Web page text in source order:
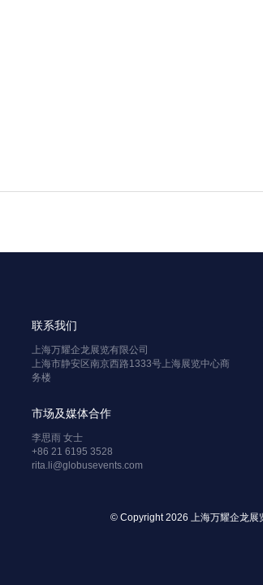
联系我们
上海万耀企龙展览有限公司
上海市静安区南京西路1333号上海展览中心商
务楼
市场及媒体合作
李思雨 女士
+86 21 6195 3528
rita.li@globusevents.com
© Copyright 2026 上海万耀企龙展